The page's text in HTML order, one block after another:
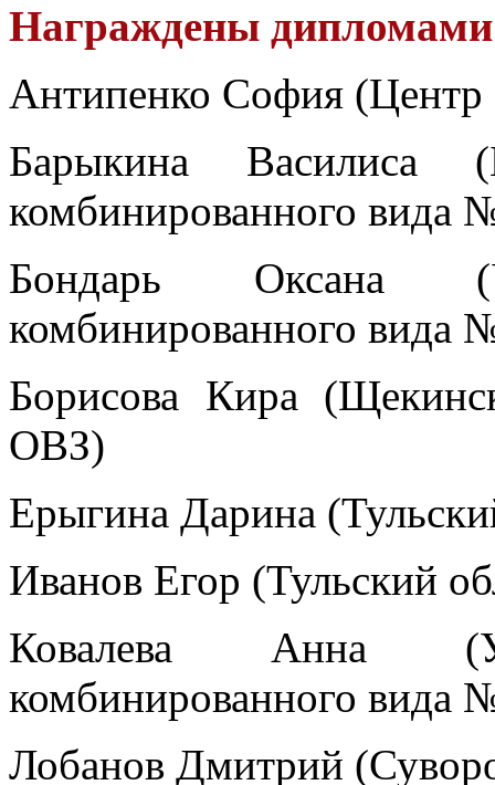
Награждены дипломами
Антипенко София (Центр
Барыкина Василиса
комбинированного вида
Бондарь Оксана
комбинированного вида
Борисова Кира
ОВЗ)
Ерыгина Дарина
Иванов Егор (Тульский
Ковалева Анна
комбинированного вида
Лобанов Дмитрий